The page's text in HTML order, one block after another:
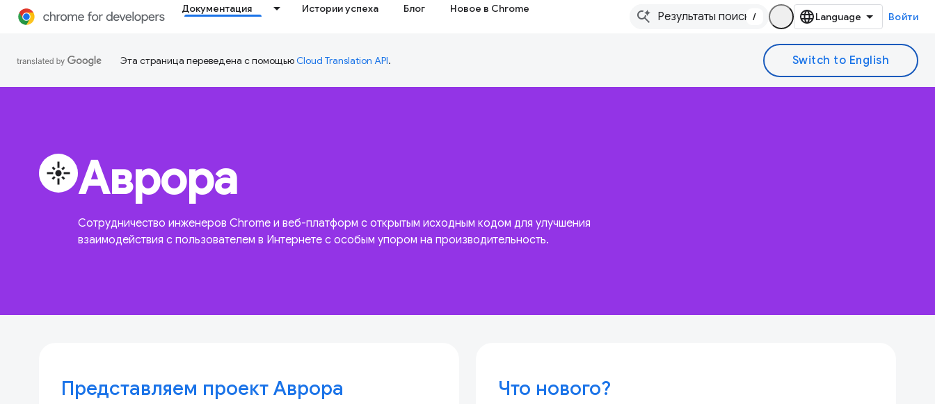
Документация Истории успеха Блог Новое в Chrome
/ Войти
Эта страница переведена с помощьюCloud Translation API.
flare Аврора
Сотрудничество инженеров Chrome и веб-платформ с открытым исходным кодом для улучшения
взаимодействия с пользователем в Интернете с особым упором на производительность.
Представляем проект Аврора Что нового?